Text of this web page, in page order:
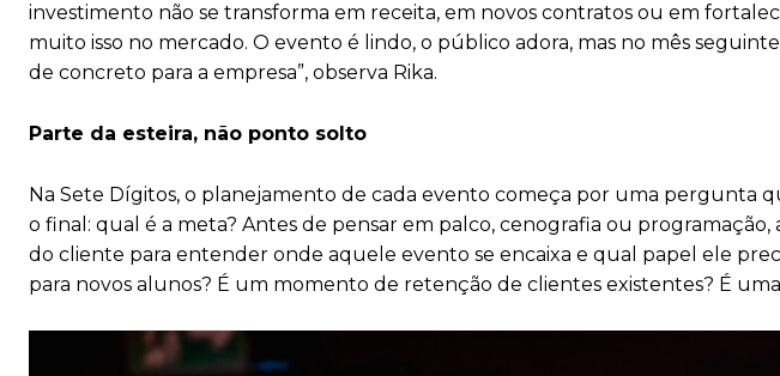
investimento não se transforma em receita, em novos contratos ou em
muito isso no mercado. O evento é lindo, o público adora, mas no mês
de concreto para a empresa”, observa Rika.
Parte da esteira, não ponto solto
Na Sete Dígitos, o planejamento de cada evento começa por uma pergunta
o final: qual é a meta? Antes de pensar em palco, cenografia ou
do cliente para entender onde aquele evento se encaixa e qual papel ele
para novos alunos? É um momento de retenção de clientes existentes? É